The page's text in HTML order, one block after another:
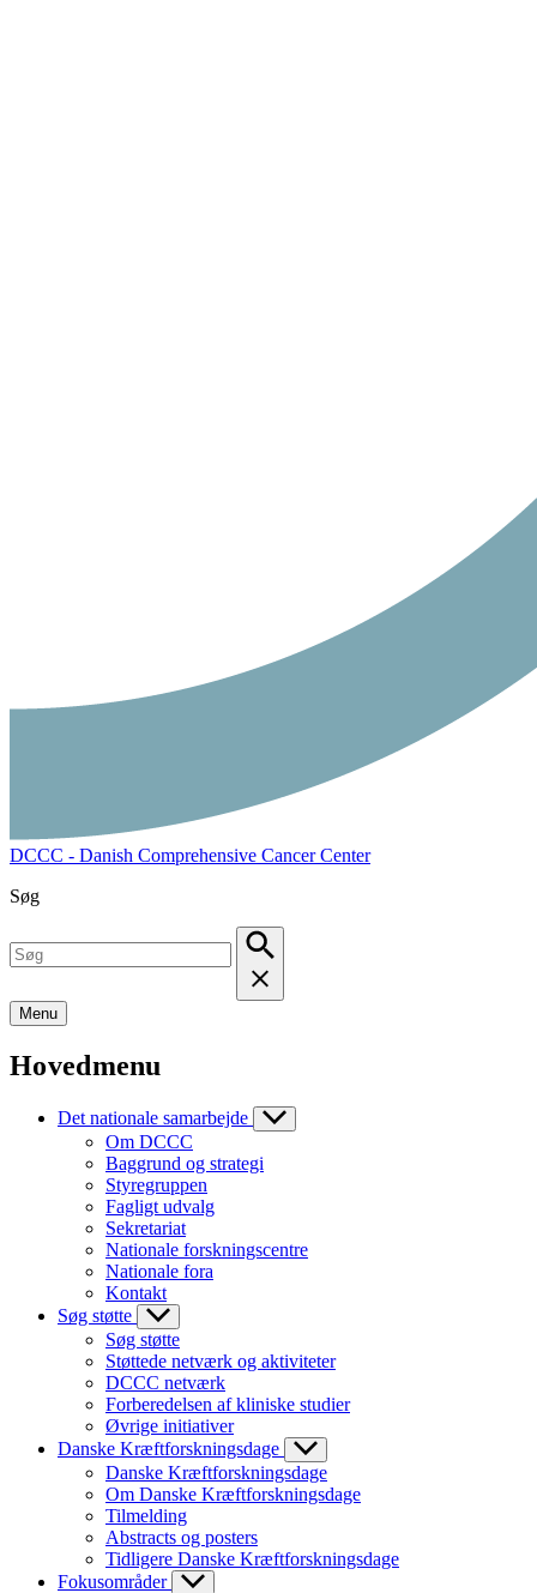
DCCC - Danish Comprehensive Cancer Center
Søg
Menu
Hovedmenu
Det nationale samarbejde
Om DCCC
Baggrund og strategi
Styregruppen
Fagligt udvalg
Sekretariat
Nationale forskningscentre
Nationale fora
Kontakt
Søg støtte
Søg støtte
Støttede netværk og aktiviteter
DCCC netværk
Forberedelsen af kliniske studier
Øvrige initiativer
Danske Kræftforskningsdage
Danske Kræftforskningsdage
Om Danske Kræftforskningsdage
Tilmelding
Abstracts og posters
Tidligere Danske Kræftforskningsdage
Fokusområder